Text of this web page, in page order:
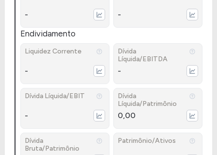
- -
Endividamento
Liquidez Corrente
-
Dívida
Líquida/EBITDA
-
Dívida Líquida/EBIT
-
Dívida
Líquida/Patrimônio
0,00
Dívida
Bruta/Patrimônio
Patrimônio/Ativos